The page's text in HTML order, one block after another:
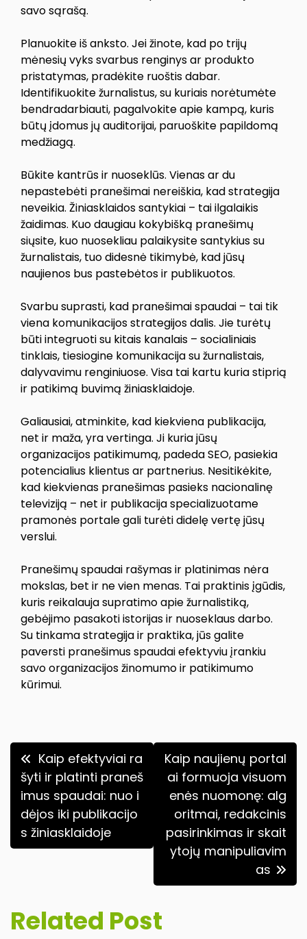
savo sąrašą.
Planuokite iš anksto. Jei žinote, kad po trijų
mėnesių vyks svarbus renginys ar produkto
pristatymas, pradėkite ruoštis dabar.
Identifikuokite žurnalistus, su kuriais norėtumėte
bendradarbiauti, pagalvokite apie kampą, kuris
būtų įdomus jų auditorijai, paruoškite papildomą
medžiagą.
Būkite kantrūs ir nuoseklūs. Vienas ar du
nepastebėti pranešimai nereiškia, kad strategija
neveikia. Žiniasklaidos santykiai – tai ilgalaikis
žaidimas. Kuo daugiau kokybišką pranešimų
siųsite, kuo nuosekliau palaikysite santykius su
žurnalistais, tuo didesnė tikimybė, kad jūsų
naujienos bus pastebėtos ir publikuotos.
Svarbu suprasti, kad pranešimai spaudai – tai tik
viena komunikacijos strategijos dalis. Jie turėtų
būti integruoti su kitais kanalais – socialiniais
tinklais, tiesiogine komunikacija su žurnalistais,
dalyvavimu renginiuose. Visa tai kartu kuria stiprią
ir patikimą buvimą žiniasklaidoje.
Galiausiai, atminkite, kad kiekviena publikacija,
net ir maža, yra vertinga. Ji kuria jūsų
organizacijos patikimumą, padeda SEO, pasiekia
potencialius klientus ar partnerius. Nesitikėkite,
kad kiekvienas pranešimas pasieks nacionalinę
televiziją – net ir publikacija specializuotame
pramonės portale gali turėti didelę vertę jūsų
verslui.
Pranešimų spaudai rašymas ir platinimas nėra
mokslas, bet ir ne vien menas. Tai praktinis įgūdis,
kuris reikalauja supratimo apie žurnalistiką,
gebėjimo pasakoti istorijas ir nuoseklaus darbo.
Su tinkama strategija ir praktika, jūs galite
paversti pranešimus spaudai efektyviu įrankiu
savo organizacijos žinomumo ir patikimumo
kūrimui.
Navigacija
tarp
įrašų
Kaip efektyviai ra
šyti ir platinti praneš
imus spaudai: nuo i
dėjos iki publikacijo
s žiniasklaidoje
Kaip naujienų portal
ai formuoja visuom
enės nuomonę: alg
oritmai, redakcinis
pasirinkimas ir skait
ytojų manipuliavim
as
Related Post